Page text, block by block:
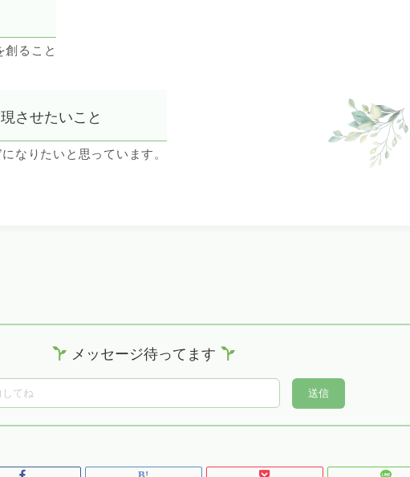
創ること
させたいこと
なりたいと思っています。
メッセージ待ってます
送信